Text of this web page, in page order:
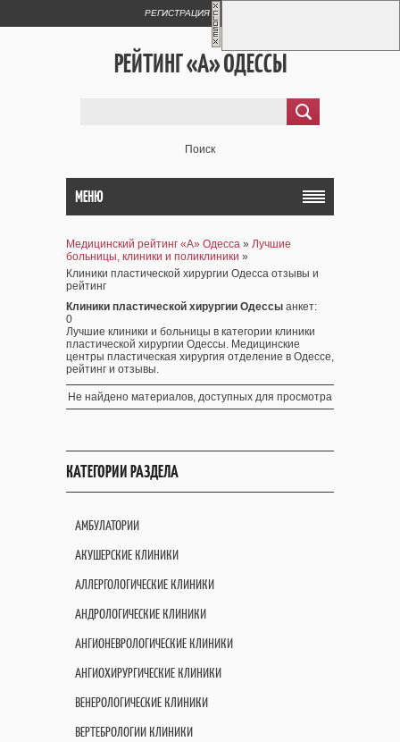
РЕГИСТРАЦИЯ
РЕЙТИНГ «А» ОДЕССЫ
Поиск
МЕНЮ
Медицинский рейтинг «А» Одесса » Лучшие
больницы, клиники и поликлиники »
Клиники пластической хирургии Одесса отзывы и
рейтинг
Клиники пластической хирургии Одессы анкет:
0
Лучшие клиники и больницы в категории клиники
пластической хирургии Одессы. Медицинские
центры пластическая хирургия отделение в Одессе,
рейтинг и отзывы.
Не найдено материалов, доступных для просмотра
КАТЕГОРИИ РАЗДЕЛА
АМБУЛАТОРИИ
АКУШЕРСКИЕ КЛИНИКИ
АЛЛЕРГОЛОГИЧЕСКИЕ КЛИНИКИ
АНДРОЛОГИЧЕСКИЕ КЛИНИКИ
АНГИОНЕВРОЛОГИЧЕСКИЕ КЛИНИКИ
АНГИОХИРУРГИЧЕСКИЕ КЛИНИКИ
ВЕНЕРОЛОГИЧЕСКИЕ КЛИНИКИ
ВЕРТЕБРОЛОГИИ КЛИНИКИ